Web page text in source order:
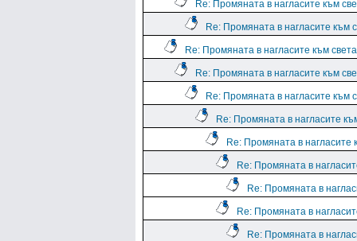
Re: Промяната в нагласите към
Re: Промяната в нагласите към
Re: Промяната в нагласите към
Re: Промяната в нагласите към
Re: Промяната в нагласите към
Re: Промяната в нагласите
Re: Промяната в нагласите
Re: Промяната в
Re: Промяната в
Re: Промяната в
Re: Промяната в